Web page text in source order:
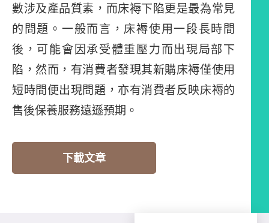
數涉及產品質素，而床褥下陷更是最為常見
的問題。一般而言，床褥使用一段長時間
後，可能會因承受體重壓力而出現局部下
陷，然而，有消費者發現其新購床褥僅使用
短時間便出現問題，亦有消費者反映床褥的
售後保養服務遠遜預期。
下載文章